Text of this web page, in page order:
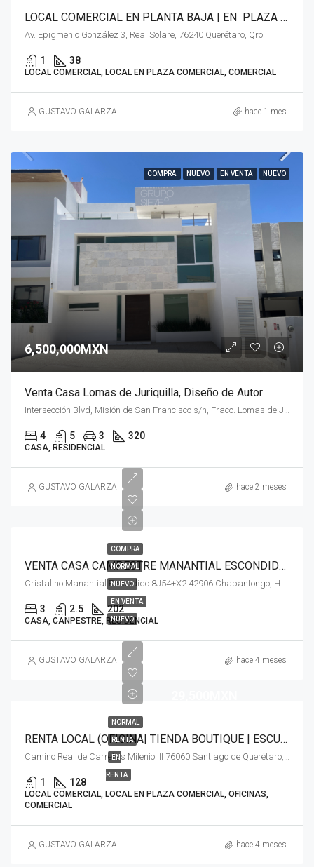
LOCAL COMERCIAL EN PLANTA BAJA | EN PLAZA COMERCIAL REAL SOLARE (El Marqués, Qro.)
Av. Epigmenio González 3, Real Solare, 76240 Querétaro, Qro.
1 38
LOCAL COMERCIAL, LOCAL EN PLAZA COMERCIAL, COMERCIAL
GUSTAVO GALARZA hace 1 mes
COMPRA NUEVO EN VENTA NUEVO
6,500,000MXN
Venta Casa Lomas de Juriquilla, Diseño de Autor
Intersección Blvd, Misión de San Francisco s/n, Fracc. Lomas de Juriquilla, 76220 Santa Rosa Jáuregui, Qro.
4 5 3 320
CASA, RESIDENCIAL
GUSTAVO GALARZA hace 2 meses
COMPRA
NORMAL
NUEVO
EN VENTA
NUEVO
VENTA CASA CAMPESTRE MANANTIAL ESCONDIDO CHAPANTONGO HIDALGO
Cristalino Manantial Escondido 8J54+X2 42906 Chapantongo, Hgo. México
3 2.5 202
CASA, CANPESTRE, RESIDENCIAL
GUSTAVO GALARZA hace 4 meses
NORMAL
RENTA
EN
RENTA
RENTA LOCAL (OFICINA| TIENDA BOUTIQUE | ESCUELA IDIOMAS |CO WORKDE MILENIO III QRO
Camino Real de Carretas Milenio III 76060 Santiago de Querétaro, Qro. México
1 128
LOCAL COMERCIAL, LOCAL EN PLAZA COMERCIAL, OFICINAS,
COMERCIAL
GUSTAVO GALARZA hace 4 meses